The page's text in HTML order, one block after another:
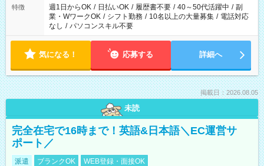
特徴 週1日からOK / 日払いOK / 履歴書不要 / 40～50代活躍中 / 副
業・WワークOK / シフト勤務 / 10名以上の大量募集 / 電話対応
なし / パソコンスキル不要
気になる！ 応募する 詳細へ
掲載日：2026.08.05
未読
完全在宅で16時まで！英語&日本語＼EC運営サ
ポート／
派遣 ブランクOK WEB登録・面接OK